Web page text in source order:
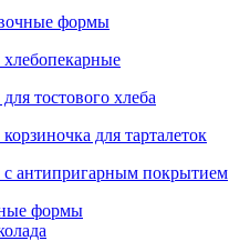
формы
тостового хлеба
для тарталеток
антипригарным покрытием
формы